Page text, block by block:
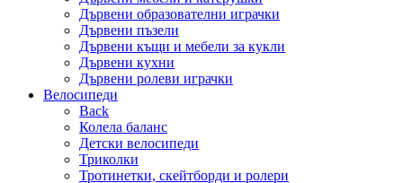
Дървени образователни играчки
Дървени пъзели
Дървени къщи и мебели за кукли
Дървени кухни
Дървени ролеви играчки
Велосипеди
Back
Колела баланс
Детски велосипеди
Триколки
Тротинетки, скейтборди и ролери